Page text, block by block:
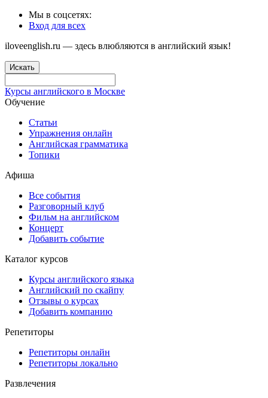
Мы в соцсетях:
Вход для всех
iloveenglish.ru — здесь влюбляются в английский язык!
Искать
Курсы английского в Москве
Обучение
Статьи
Упражнения онлайн
Английская грамматика
Топики
Афиша
Все события
Разговорный клуб
Фильм на английском
Концерт
Добавить событие
Каталог курсов
Курсы английского языка
Английский по скайпу
Отзывы о курсах
Добавить компанию
Репетиторы
Репетиторы онлайн
Репетиторы локально
Развлечения